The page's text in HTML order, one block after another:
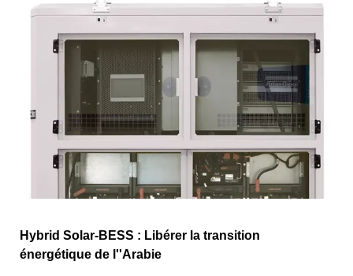
Hybrid Solar-BESS : Libérer la transition
énergétique de l''Arabie